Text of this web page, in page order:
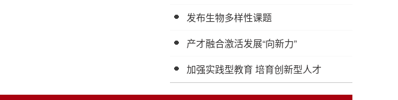
发布生物多样性课题
产才融合激活发展“向新力”
加强实践型教育 培育创新型人才